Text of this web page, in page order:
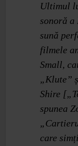
Ultimul
sonoră a
sună
filmele
Small,
„Klute”
Shire
spunea
care